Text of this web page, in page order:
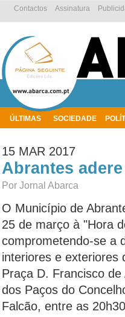
ÚLTIMAS SOCIEDADE
Assinatura
Contactos
15 MAR 2017
Abrantes
Por Jornal Abarca
O Município de
25 de março à "Hora
comprometendo-se a
interiores e exteriores
Praça D. Francisco
dos Paços do
Falcão, entre as